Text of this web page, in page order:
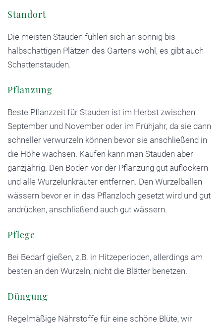
Standort
Die meisten Stauden fühlen sich an sonnig bis
halbschattigen Plätzen des Gartens wohl, es gibt auch
Schattenstauden.
Pflanzung
Beste Pflanzzeit für Stauden ist im Herbst zwischen
September und November oder im Frühjahr, da sie dann
schneller verwurzeln können bevor sie anschließend in
die Höhe wachsen. Kaufen kann man Stauden aber
ganzjährig. Den Boden vor der Pflanzung gut auflockern
und alle Wurzelunkräuter entfernen. Den Wurzelballen
wässern bevor er in das Pflanzloch gesetzt wird und gut
andrücken, anschließend auch gut wässern.
Pflege
Bei Bedarf gießen, z.B. in Hitzeperioden, allerdings am
besten an den Wurzeln, nicht die Blätter benetzen.
Düngung
Regelmäßige Nährstoffe für eine schöne Blüte, wir